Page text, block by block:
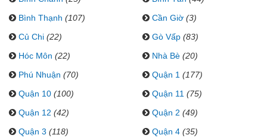
Bình Thạnh (107) Cần Giờ (3)
Củ Chi (22) Gò Vấp (83)
Hóc Môn (22) Nhà Bè (20)
Phú Nhuận (70) Quận 1 (177)
Quận 10 (100) Quận 11 (75)
Quận 12 (42) Quận 2 (49)
Quận 3 (118) Quận 4 (35)